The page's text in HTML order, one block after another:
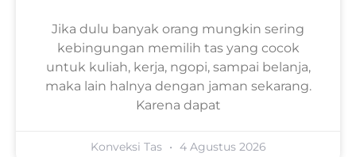
Jika dulu banyak orang mungkin sering
kebingungan memilih tas yang cocok
untuk kuliah, kerja, ngopi, sampai belanja,
maka lain halnya dengan jaman sekarang.
Karena dapat
Konveksi Tas 4 Agustus 2026